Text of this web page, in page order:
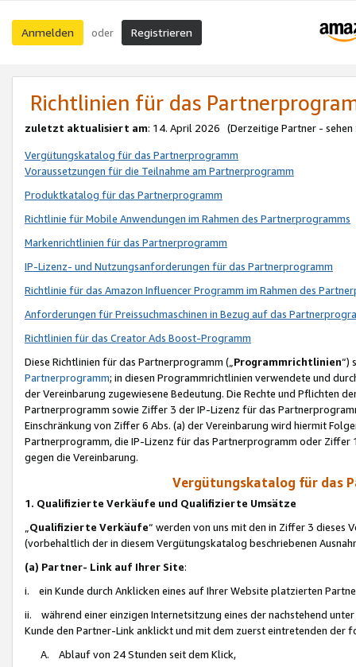
Anmelden oder Registrieren
Richtlinien für das
zuletzt aktualisiert am: 14. April 2026 (Derzeitige Partner - sehen
Vergütungskatalog für das Partnerprogramm
Voraussetzungen für die Teilnahme am Partnerprogramm
Produktkatalog für das Partnerprogramm
Richtlinie für Mobile Anwendungen im Rahmen des Partnerprogramms
Markenrichtlinien für das Partnerprogramm
IP-Lizenz- und Nutzungsanforderungen für das Partnerprogramm
Richtlinie für das Amazon Influencer Programm im Rahmen des
Anforderungen für Preissuchmaschinen in Bezug auf das
Richtlinien für das Creator Ads Boost-Programm
Diese Richtlinien für das Partnerprogramm („Programmrichtlinien“)
Partnerprogramm; in diesen Programmrichtlinien verwendete und
der Vereinbarung zugewiesene Bedeutung. Die Rechte und Pflichten
Partnerprogramm sowie Ziffer 3 der IP-Lizenz für das
Einschränkung von Ziffer 6 Abs. (a) der Vereinbarung wird hiermit
Partnerprogramm, die IP-Lizenz für das Partnerprogramm oder
gegen die Vereinbarung.
Vergütungskatalog für das
1. Qualifizierte Verkäufe und Qualifizierte Umsätze
Qualifizierte Verkäufe“ werden von uns mit den in Ziffer 3
(vorbehaltlich der in diesem Vergütungskatalog beschriebenen
(a) Partner- Link auf Ihrer Site:
i. ein Kunde durch Anklicken eines auf Ihrer Website platzierten
ii. während einer einzigen Internetsitzung eines der nachstehend
Kunde den Partner-Link anklickt und mit dem zuerst eintretenden der
A. Ablauf von 24 Stunden seit dem Klick,